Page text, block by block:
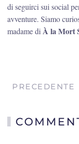
di seguirci sui social
avventure. Siamo
madame di À la Mort
PRECEDENTE